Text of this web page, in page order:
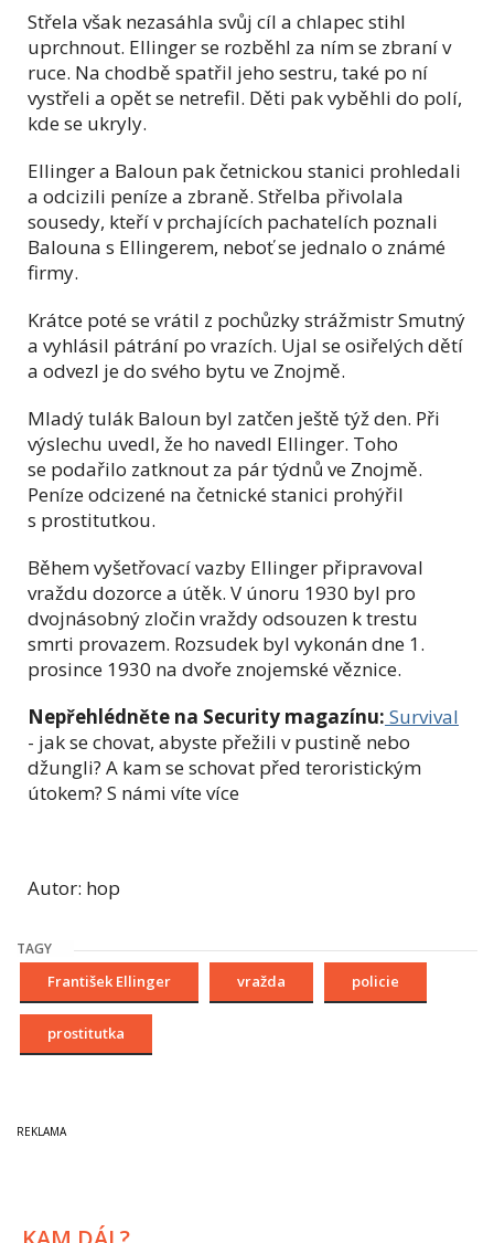
Střela však nezasáhla svůj cíl a chlapec stihl
uprchnout. Ellinger se rozběhl za ním se zbraní v
ruce. Na chodbě spatřil jeho sestru, také po ní
vystřeli a opět se netrefil. Děti pak vyběhli do polí,
kde se ukryly.
Ellinger a Baloun pak četnickou stanici prohledali
a odcizili peníze a zbraně. Střelba přivolala
sousedy, kteří v prchajících pachatelích poznali
Balouna s Ellingerem, neboť se jednalo o známé
firmy.
Krátce poté se vrátil z pochůzky strážmistr Smutný
a vyhlásil pátrání po vrazích. Ujal se osiřelých dětí
a odvezl je do svého bytu ve Znojmě.
Mladý tulák Baloun byl zatčen ještě týž den. Při
výslechu uvedl, že ho navedl Ellinger. Toho
se podařilo zatknout za pár týdnů ve Znojmě.
Peníze odcizené na četnické stanici prohýřil
s prostitutkou.
Během vyšetřovací vazby Ellinger připravoval
vraždu dozorce a útěk. V únoru 1930 byl pro
dvojnásobný zločin vraždy odsouzen k trestu
smrti provazem. Rozsudek byl vykonán dne 1.
prosince 1930 na dvoře znojemské věznice.
Nepřehlédněte na Security magazínu: Survival
- jak se chovat, abyste přežili v pustině nebo
džungli? A kam se schovat před teroristickým
útokem? S námi víte více
Autor: hop
TAGY
František Ellinger vražda policie
prostitutka